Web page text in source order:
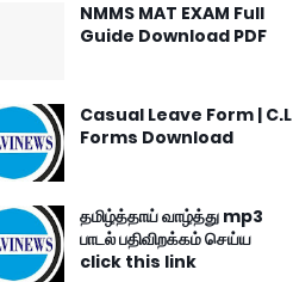
NMMS MAT EXAM Full
Guide Download PDF
Casual Leave Form | C.L
Forms Download
தமிழ்த்தாய் வாழ்த்து mp3
பாடல் பதிவிறக்கம் செய்ய
click this link